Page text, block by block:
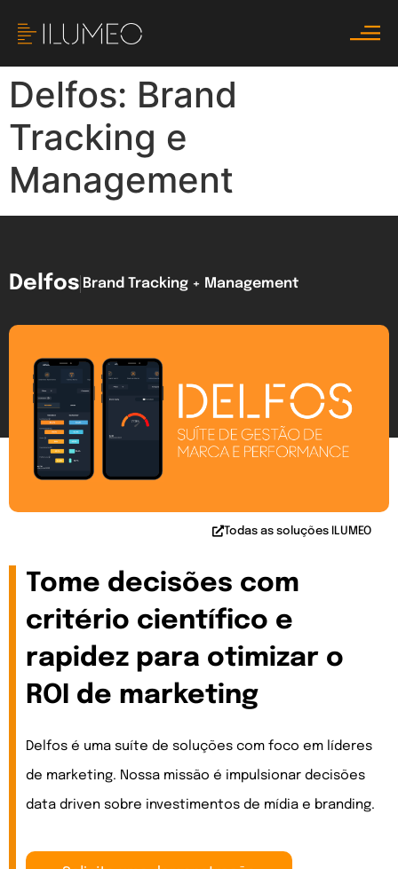
Delfos: Brand
Tracking e
Management
Delfos Brand Tracking + Management
Todas as soluções ILUMEO
Tome decisões com
critério científico e
rapidez para otimizar o
ROI de marketing
Delfos é uma suíte de soluções com foco em líderes
de marketing. Nossa missão é impulsionar decisões
data driven sobre investimentos de mídia e branding.